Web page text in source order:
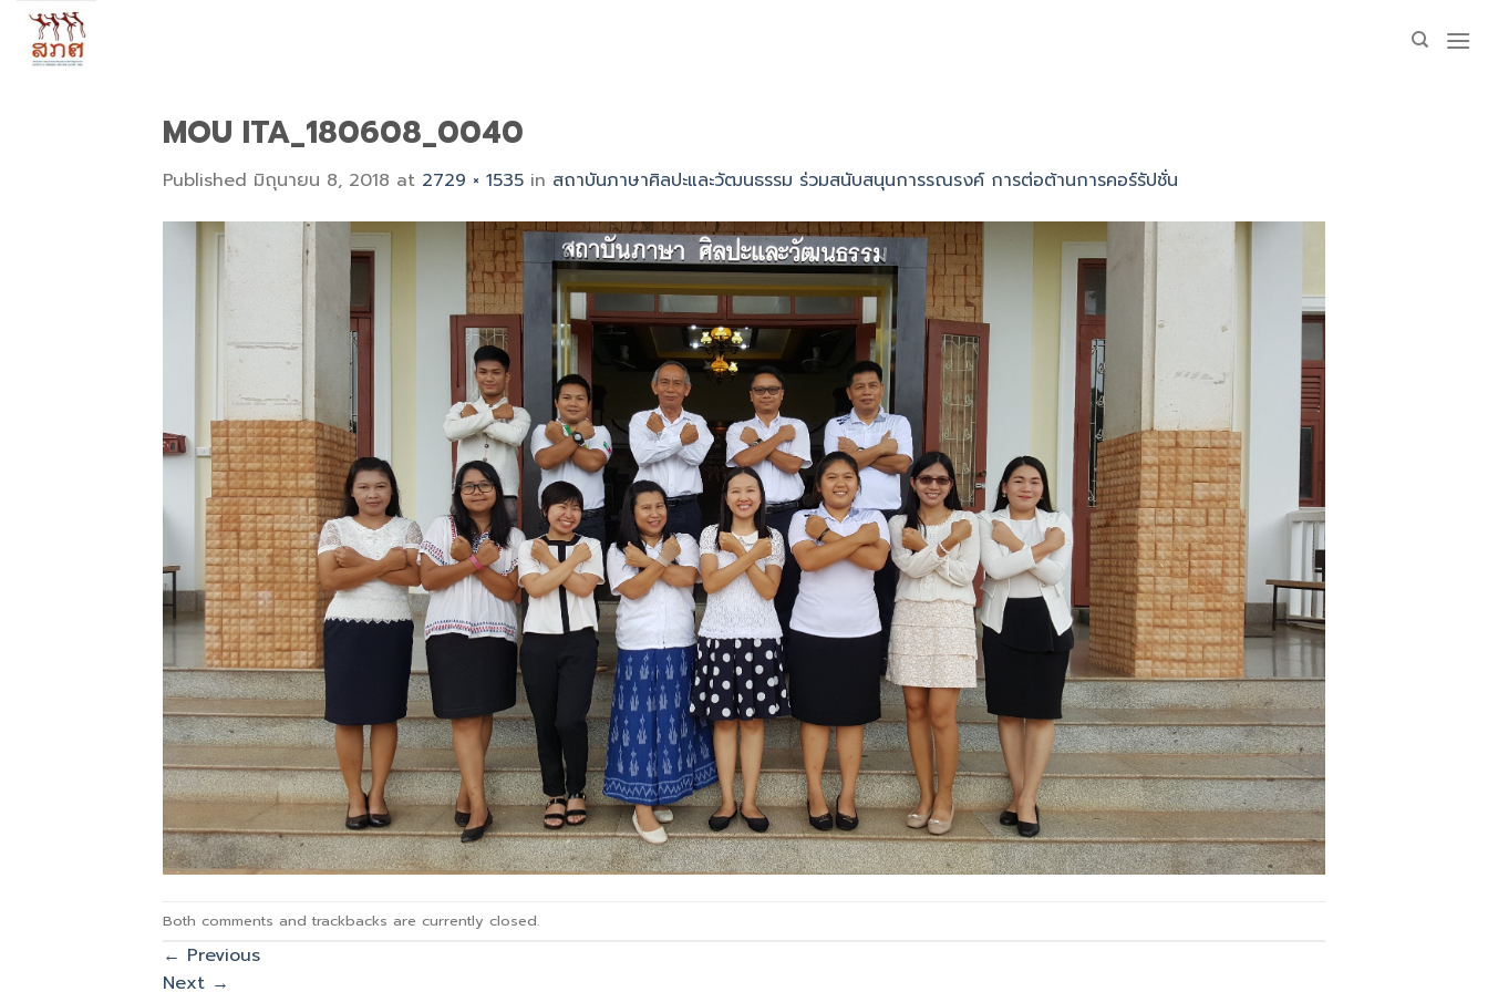
Skip
content
MOU ITA_180608_0040
Published มิถุนายน 8, 2018 at 2729 × 1535 in สถาบันภาษาศิลปะและวัฒนธรรม ร่วมสนับสนุนการรณรงค์ การต่อต้านการคอร์รัปชั่น
Both comments and trackbacks are currently closed.
← Previous
Next →